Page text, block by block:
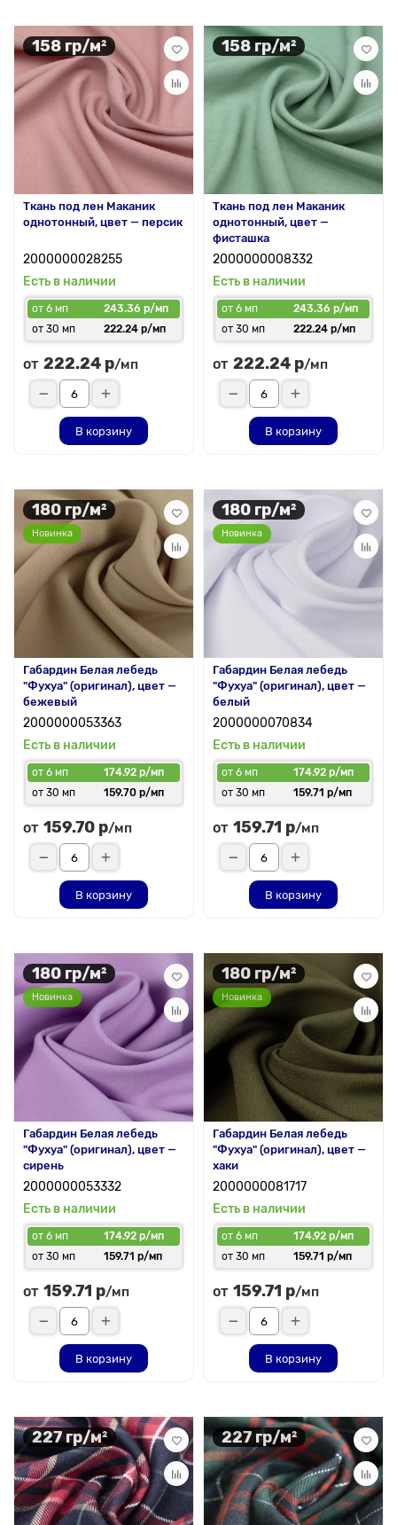
158 гр/м²
Ткань под лен Маканик
однотонный, цвет — персик
2000000028255
Есть в наличии
от 6 мп
243.36 р/мп
от 30 мп
222.24 р/мп
от 222.24 р/мп
В корзину
158 гр/м²
Ткань под лен Маканик
однотонный, цвет —
фисташка
2000000008332
Есть в наличии
от 6 мп
243.36 р/мп
от 30 мп
222.24 р/мп
от 222.24 р/мп
В корзину
180 гр/м²
Новинка
Габардин Белая лебедь
"Фухуа" (оригинал), цвет —
бежевый
2000000053363
Есть в наличии
от 6 мп
174.92 р/мп
от 30 мп
159.70 р/мп
от 159.70 р/мп
В корзину
180 гр/м²
Новинка
Габардин Белая лебедь
"Фухуа" (оригинал), цвет —
белый
2000000070834
Есть в наличии
от 6 мп
174.92 р/мп
от 30 мп
159.71 р/мп
от 159.71 р/мп
В корзину
180 гр/м²
Новинка
Габардин Белая лебедь
"Фухуа" (оригинал), цвет —
сирень
2000000053332
Есть в наличии
от 6 мп
174.92 р/мп
от 30 мп
159.71 р/мп
от 159.71 р/мп
В корзину
180 гр/м²
Новинка
Габардин Белая лебедь
"Фухуа" (оригинал), цвет —
хаки
2000000081717
Есть в наличии
от 6 мп
174.92 р/мп
от 30 мп
159.71 р/мп
от 159.71 р/мп
В корзину
227 гр/м² 227 гр/м²